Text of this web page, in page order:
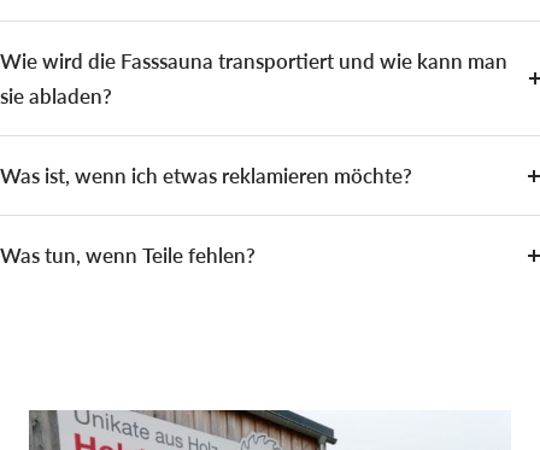
Wie wird die Fasssauna transportiert und wie kann man
sie abladen?
Was ist, wenn ich etwas reklamieren möchte?
Was tun, wenn Teile fehlen?